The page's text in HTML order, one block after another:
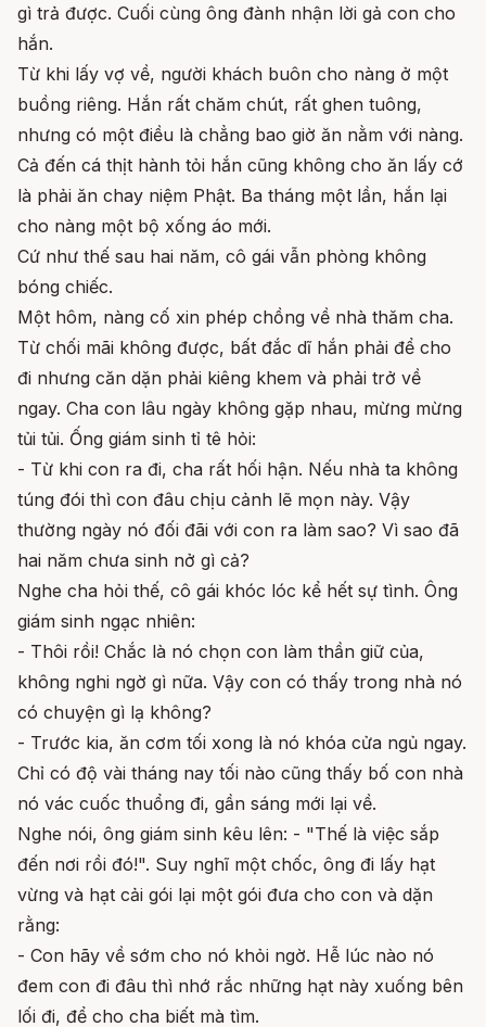
gì trả được. Cuối cùng ông đành nhận lời gả con cho
hắn.
Từ khi lấy vợ về, người khách buôn cho nàng ở một
buồng riêng. Hắn rất chăm chút, rất ghen tuông,
nhưng có một điều là chẳng bao giờ ăn nằm với nàng.
Cả đến cá thịt hành tỏi hắn cũng không cho ăn lấy cớ
là phải ăn chay niệm Phật. Ba tháng một lần, hắn lại
cho nàng một bộ xống áo mới.
Cứ như thế sau hai năm, cô gái vẫn phòng không
bóng chiếc.
Một hôm, nàng cố xin phép chồng về nhà thăm cha.
Từ chối mãi không được, bất đắc dĩ hắn phải để cho
đi nhưng căn dặn phải kiêng khem và phải trở về
ngay. Cha con lâu ngày không gặp nhau, mừng mừng
tủi tủi. Ống giám sinh tỉ tê hỏi:
- Từ khi con ra đi, cha rất hối hận. Nếu nhà ta không
túng đói thì con đâu chịu cảnh lẽ mọn này. Vậy
thường ngày nó đối đãi với con ra làm sao? Vì sao đã
hai năm chưa sinh nở gì cả?
Nghe cha hỏi thế, cô gái khóc lóc kể hết sự tình. Ông
giám sinh ngạc nhiên:
- Thôi rồi! Chắc là nó chọn con làm thần giữ của,
không nghi ngờ gì nữa. Vậy con có thấy trong nhà nó
có chuyện gì lạ không?
- Trước kia, ăn cơm tối xong là nó khóa cửa ngủ ngay.
Chỉ có độ vài tháng nay tối nào cũng thấy bố con nhà
nó vác cuốc thuổng đi, gần sáng mới lại về.
Nghe nói, ông giám sinh kêu lên: - "Thế là việc sắp
đến nơi rồi đó!". Suy nghĩ một chốc, ông đi lấy hạt
vừng và hạt cải gói lại một gói đưa cho con và dặn
rằng:
- Con hãy về sớm cho nó khỏi ngờ. Hễ lúc nào nó
đem con đi đâu thì nhớ rắc những hạt này xuống bên
lối đi, để cho cha biết mà tìm.